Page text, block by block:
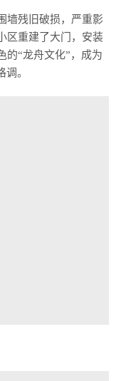
墙残旧破损，严重影
区重建了大门，安装
的“龙舟文化”，成为
。